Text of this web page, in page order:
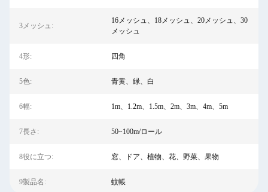
3メッシュ:
16メッシュ、18メッシュ、20メッシュ、30
メッシュ
4形: 四角
5色: 青黄、緑、白
6幅: 1m、1.2m、1.5m、2m、3m、4m、5m
7長さ: 50~100m/ロール
8役に立つ: 窓、ドア、植物、花、野菜、果物
9製品名: 蚊帳